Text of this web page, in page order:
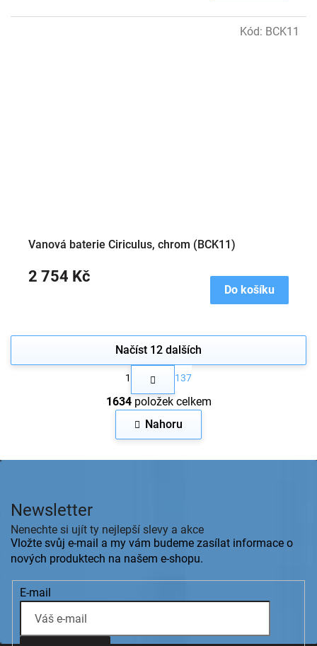
Vanová baterie Ciriculus, chrom (BCK11)
2 754 Kč
Do košíku
Kód: BCK11
O
v
l
a
v
k
y
ý
u
Načíst 12 dalších
r
á
n
k
o
1 137
1634položek celkem
Nahoru
Z
Newsletter
Nenechte si ujít ty nejlepší slevy a akce
Vložte svůj e-mail a my vám budeme zasílat informace o
nových produktech na našem e-shopu.
E-mail